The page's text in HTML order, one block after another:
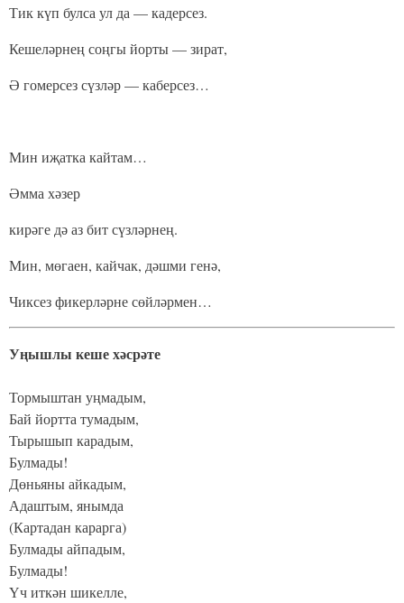
Тик күп булса ул да — кадерсез.
Кешеләрнең соңгы йорты — зират,
Ә гомерсез сүзләр — каберсез…
Мин иҗатка кайтам…
Әмма хәзер
кирәге дә аз бит сүзләрнең.
Мин, мөгаен, кайчак, дәшми генә,
Чиксез фикерләрне сөйләрмен…
Уңышлы кеше хәсрәте
Тормыштан уңмадым,
Бай йортта тумадым,
Тырышып карадым,
Булмады!
Дөньяны айкадым,
Адаштым, янымда
(Картадан карарга)
Булмады айпадым,
Булмады!
Үч иткән шикелле,